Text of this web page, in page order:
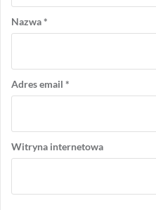
Nazwa*
Adres email *
Witryna internetowa